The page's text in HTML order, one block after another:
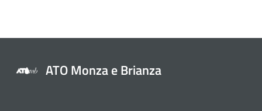
ATO Monza e Brianza